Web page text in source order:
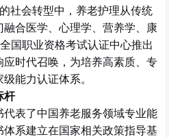
社会转型中，养老护理从传统
合医学、心理学、营养学、康
全国职业资格考试认证中心推出
时代召唤，为培养高素质、专
能力认证体系。
杆
代表了中国养老服务领域专业能
系建立在国家相关政策指导基